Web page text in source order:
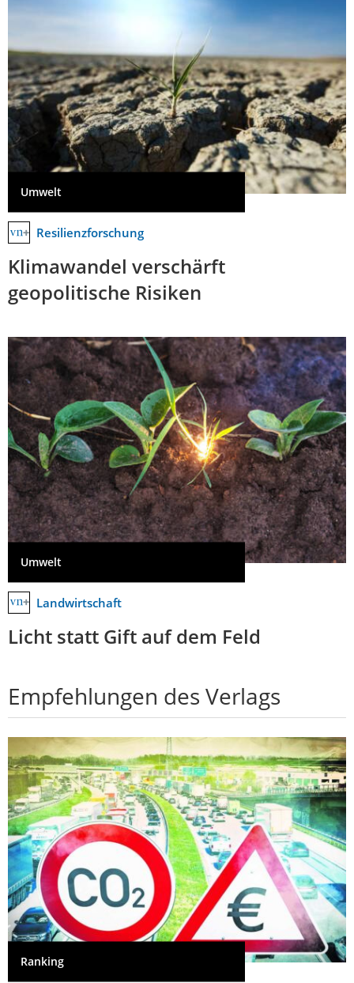
Umwelt
Resilienzforschung
Klimawandel verschärft
geopolitische Risiken
Umwelt
Landwirtschaft
Licht statt Gift auf dem Feld
Empfehlungen des Verlags
Ranking